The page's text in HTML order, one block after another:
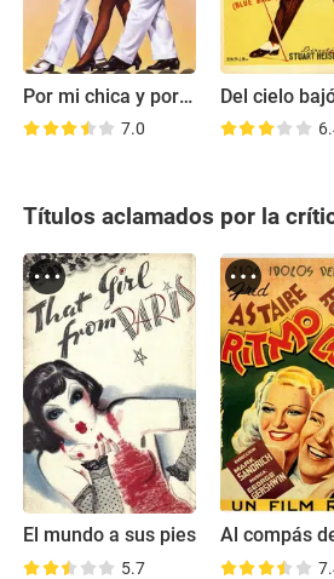
Por mi chica y por mí
7.0
Títulos aclamados por la
El mundo a sus pies
5.7